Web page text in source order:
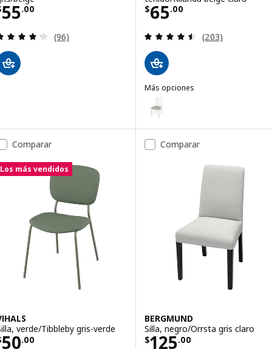
55.00 $ 55.00
Evaluación: 4.2 de 5 estrellas. Evaluaciones
(96)
$65.00
Precio $ 65.00
Evaluación:
(203)
Más opciones
Comparar
Los más vendidos
verde/Tibbleby gris-verde
50.00 $ 50.00
Comparar
BERGMUND
Silla, negro/Orrsta gris claro
$125.00
Precio $ 125.00